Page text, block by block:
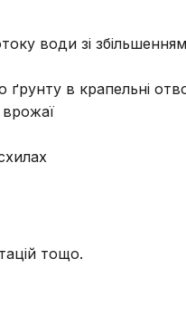
води зі
ґрунту в крапельні
тощо.